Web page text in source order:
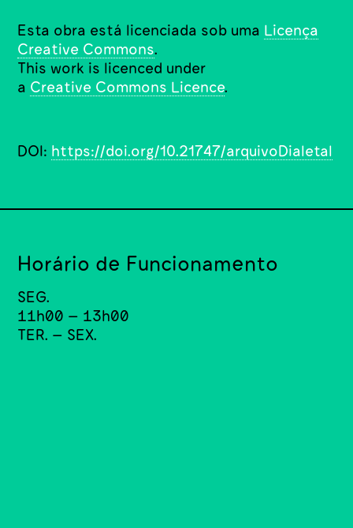
Esta obra está licenciada sob uma Licença
Creative Commons.
This work is licenced under
a Creative Commons Licence.
DOI: https://doi.org/10.21747/arquivoDialetal
Horário de Funcionamento
SEG.
11h00 – 13h00
TER. – SEX.